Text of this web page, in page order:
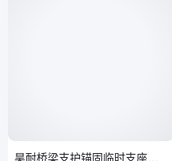
昊耐桥梁支护锚固临时支座专